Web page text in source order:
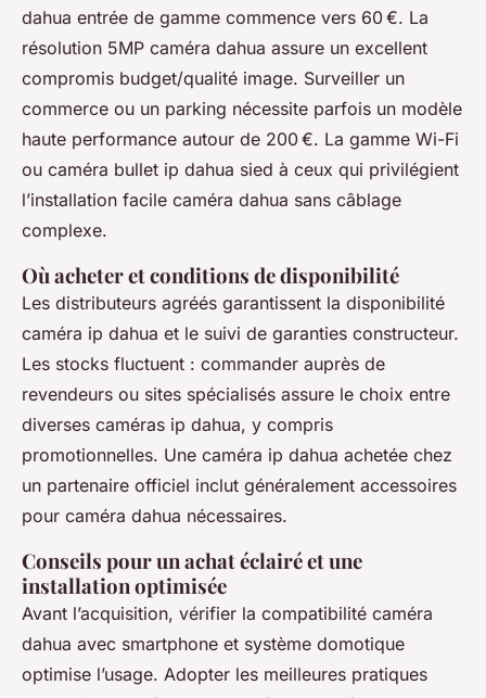
dahua entrée de gamme commence vers 60 €. La
résolution 5MP caméra dahua assure un excellent
compromis budget/qualité image. Surveiller un
commerce ou un parking nécessite parfois un modèle
haute performance autour de 200 €. La gamme Wi-Fi
ou caméra bullet ip dahua sied à ceux qui privilégient
l’installation facile caméra dahua sans câblage
complexe.
Où acheter et conditions de disponibilité
Les distributeurs agréés garantissent la disponibilité
caméra ip dahua et le suivi de garanties constructeur.
Les stocks fluctuent : commander auprès de
revendeurs ou sites spécialisés assure le choix entre
diverses caméras ip dahua, y compris
promotionnelles. Une caméra ip dahua achetée chez
un partenaire officiel inclut généralement accessoires
pour caméra dahua nécessaires.
Conseils pour un achat éclairé et une
installation optimisée
Avant l’acquisition, vérifier la compatibilité caméra
dahua avec smartphone et système domotique
optimise l’usage. Adopter les meilleures pratiques